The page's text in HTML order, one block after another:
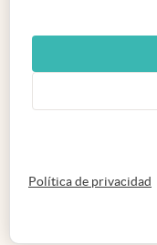
Política de privacidad